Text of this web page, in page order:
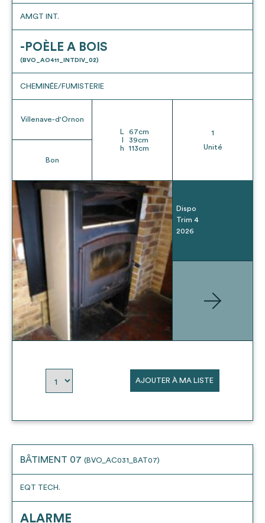
AMGT INT.
-POÈLE A BOIS
(BVO_AO411_INTDIV_02)
CHEMINÉE/FUMISTERIE
Villenave-d'Ornon
Bon
L 67cm
39cm
h
113cm
1
Unité
Dispo
Trim 4
2026
AJOUTER À MA LISTE
BÂTIMENT 07 (BVO_AC031_BAT07)
EQT TECH.
ALARME